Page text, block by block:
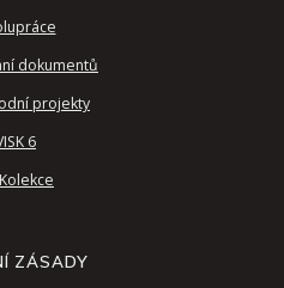
dokumentů
projekty
6
ZÁSADY